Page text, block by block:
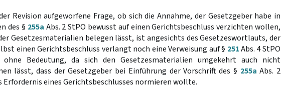
Revision aufgeworfene Frage, ob sich die Annahme, der Gesetzgeber habe in
des § 255a Abs. 2 StPO bewusst auf einen Gerichtsbeschluss verzichten wollen,
Gesetzesmaterialien belegen lässt, ist angesichts des Gesetzeswortlauts, der
einen Gerichtsbeschluss verlangt noch eine Verweisung auf § 251Abs. 4 StPO
Bedeutung, da sich den Gesetzesmaterialien umgekehrt auch nicht
lässt, dass der Gesetzgeber bei Einführung der Vorschrift des § 255a Abs. 2
Erfordernis eines Gerichtsbeschlusses normieren wollte.